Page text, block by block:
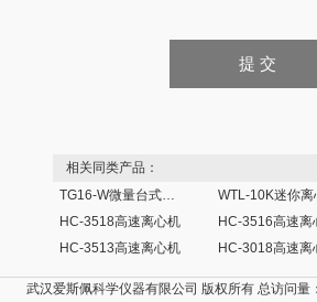
相关同类产品：
TG16-W微量台式高速离心机
WTL-10K迷你离
HC-3518高速离心机
HC-3516高速离
HC-3513高速离心机
HC-3018高速离
武汉爱斯佩科学仪器有限公司 版权所有 总访问量